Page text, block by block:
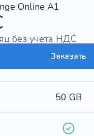
Online A1
без учета НДС
Заказать
50 GB